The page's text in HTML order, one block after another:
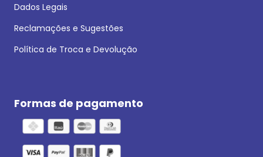
Dados Legais
Reclamações e Sugestões
Política de Troca e Devolução
Formas de pagamento